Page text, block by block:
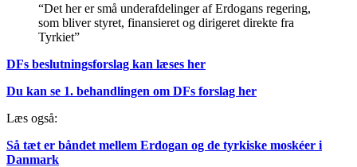
“Det her er små underafdelinger af Erdogans regering,
som bliver styret, finansieret og dirigeret direkte fra
Tyrkiet”
DFs beslutningsforslag kan læses her
Du kan se 1. behandlingen om DFs forslag her
Læs også:
Så tæt er båndet mellem Erdogan og de tyrkiske moskéer i
Danmark